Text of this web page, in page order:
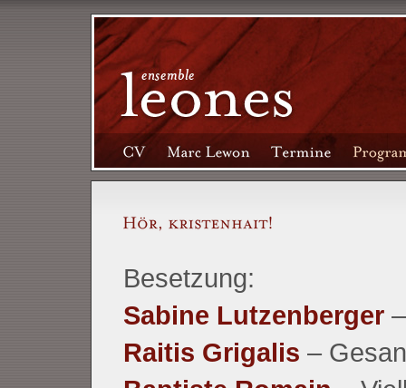
Besetzung:
Sabine Lutzenberger–
Raitis Grigalis –